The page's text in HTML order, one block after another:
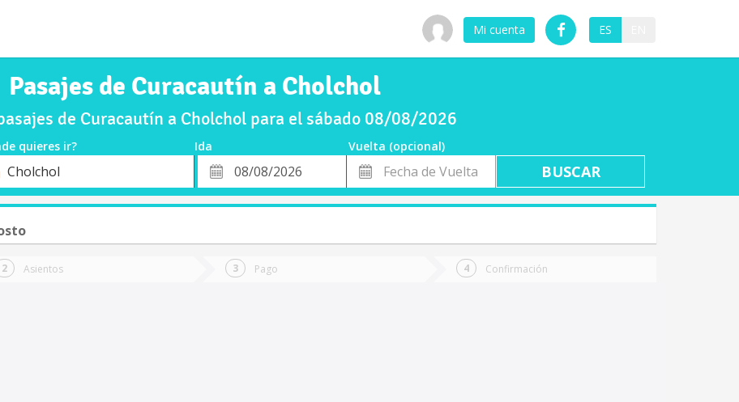
Mi cuenta ES
Pasajes de Curacautín a Cholchol
de Curacautín a Cholchol para el sábado 08/08/2026
quieres ir? Ida
Vuelta (opcional)
Cholchol
Fecha
de
Fecha
de
Vuelta
Asientos Pago Confirmación